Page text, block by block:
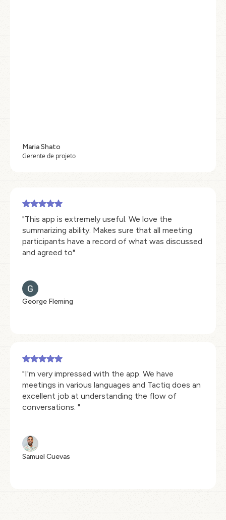
Maria Shato
Gerente de projeto
"This app is extremely useful. We love the
summarizing ability. Makes sure that all meeting
participants have a record of what was discussed
and agreed to"
George Fleming
"I'm very impressed with the app. We have
meetings in various languages and Tactiq does an
excellent job at understanding the flow of
conversations. "
Samuel Cuevas